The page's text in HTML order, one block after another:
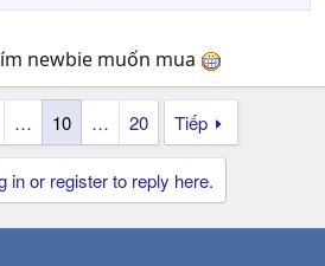
mã trong chốn giang hồ đầy cạm
sĩ có thêm bằng hữu cùng bôn tẩu
để quý vị có thêm cơ hội khám phá bí
newbie muốn mua
… 10 … 20 Tiếp
in or register to reply here.